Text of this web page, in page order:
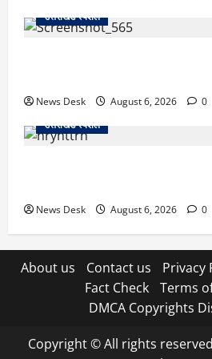
उत्तराखंड स्पेशल
News Desk August 6, 2026
0
उत्तराखंड स्पेशल
News Desk August 6, 2026 0
About us Contact us Privacy
Fact Check
Terms
DMCA Copyrights
Copyright © All rights